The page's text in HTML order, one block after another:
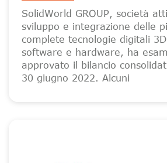
SolidWorld GROUP, società
sviluppo e integrazione delle
complete tecnologie digitali
software e hardware, ha
approvato il bilancio
30 giugno 2022. Alcuni